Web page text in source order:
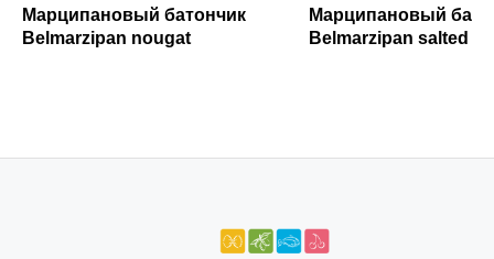
Марципановый батончик
Belmarzipan nougat
Марципановый
Belmarzipan salted